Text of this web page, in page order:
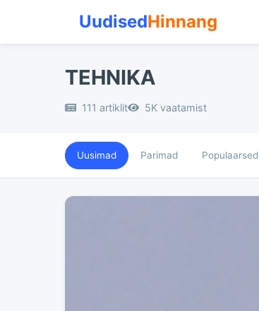
UudisedHinnang
TEHNIKA
111 artiklit 5K vaatamist
Uusimad Parimad Populaarsed